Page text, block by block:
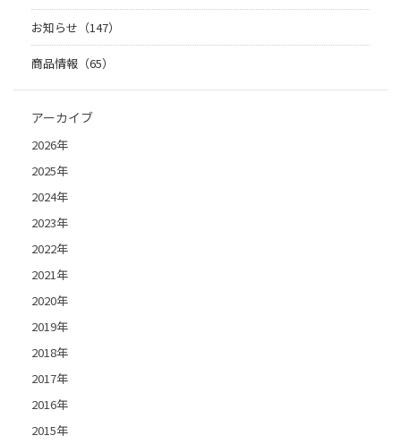
お知らせ（147）
商品情報（65）
アーカイブ
2026年
2025年
2024年
2023年
2022年
2021年
2020年
2019年
2018年
2017年
2016年
2015年